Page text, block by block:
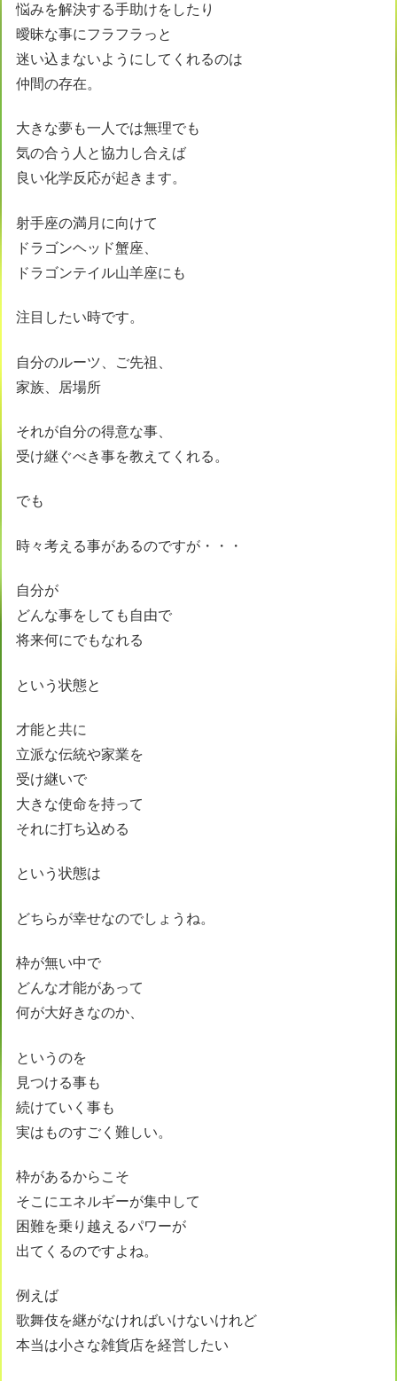
悩みを解決する手助けをしたり
曖昧な事にフラフラっと
迷い込まないようにしてくれるのは
仲間の存在。
大きな夢も一人では無理でも
気の合う人と協力し合えば
良い化学反応が起きます。
射手座の満月に向けて
ドラゴンヘッド蟹座、
ドラゴンテイル山羊座にも
注目したい時です。
自分のルーツ、ご先祖、
家族、居場所
それが自分の得意な事、
受け継ぐべき事を教えてくれる。
でも
時々考える事があるのですが・・・
自分が
どんな事をしても自由で
将来何にでもなれる
という状態と
才能と共に
立派な伝統や家業を
受け継いで
大きな使命を持って
それに打ち込める
という状態は
どちらが幸せなのでしょうね。
枠が無い中で
どんな才能があって
何が大好きなのか、
というのを
見つける事も
続けていく事も
実はものすごく難しい。
枠があるからこそ
そこにエネルギーが集中して
困難を乗り越えるパワーが
出てくるのですよね。
例えば
歌舞伎を継がなければいけないけれど
本当は小さな雑貨店を経営したい